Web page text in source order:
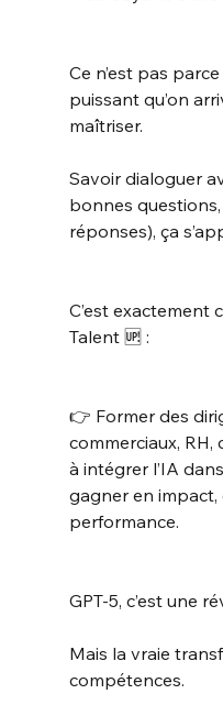
Ce n’est pas
puissant qu’on
maîtriser.
Savoir dialoguer
bonnes
réponses), ça
C’est exactement
Talent 🆙 :
👉 Former des
commerciaux,
à intégrer l’IA
gagner en impact,
performance.
GPT‑5, c’est une
Mais la vraie
compétences.